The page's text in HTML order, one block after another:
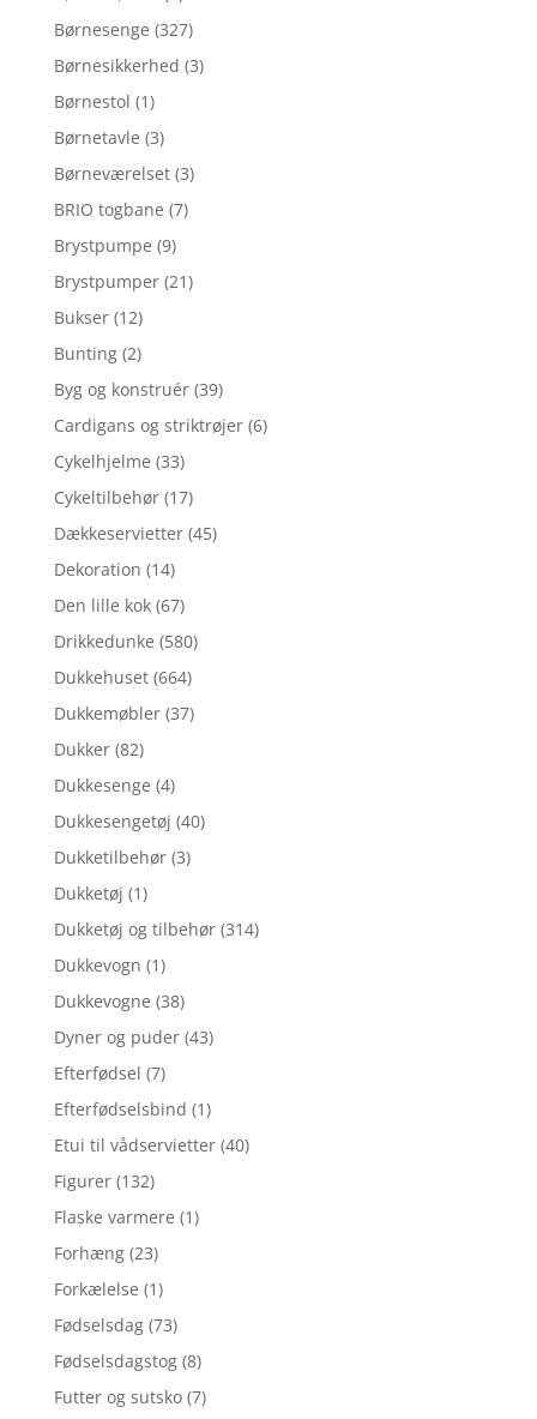
Børnesenge (327)
Børnesikkerhed (3)
Børnestol (1)
Børnetavle (3)
Børneværelset (3)
BRIO togbane (7)
Brystpumpe (9)
Brystpumper (21)
Bukser (12)
Bunting (2)
Byg og konstruér (39)
Cardigans og striktrøjer (6)
Cykelhjelme (33)
Cykeltilbehør (17)
Dækkeservietter (45)
Dekoration (14)
Den lille kok (67)
Drikkedunke (580)
Dukkehuset (664)
Dukkemøbler (37)
Dukker (82)
Dukkesenge (4)
Dukkesengetøj (40)
Dukketilbehør (3)
Dukketøj (1)
Dukketøj og tilbehør (314)
Dukkevogn (1)
Dukkevogne (38)
Dyner og puder (43)
Efterfødsel (7)
Efterfødselsbind (1)
Etui til vådservietter (40)
Figurer (132)
Flaske varmere (1)
Forhæng (23)
Forkælelse (1)
Fødselsdag (73)
Fødselsdagstog (8)
Futter og sutsko (7)